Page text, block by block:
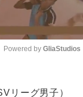
Powered by GliaStudios
リーグ男子）